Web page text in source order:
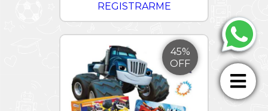
REGISTRARME
45%
OFF